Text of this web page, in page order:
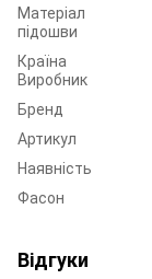
Матеріал
підошви
Країна
Виробник
Бренд
Артикул
Наявність
Фасон
Відгуки